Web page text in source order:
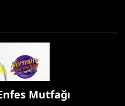
Mutfağı